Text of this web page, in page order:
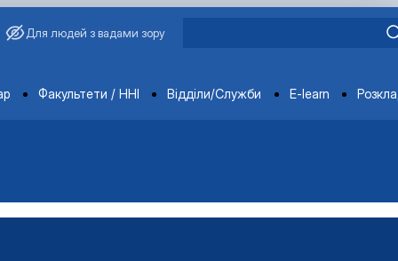
Для людей з вадами зору
Факультети / ННІ Відділи/Служби E-learn